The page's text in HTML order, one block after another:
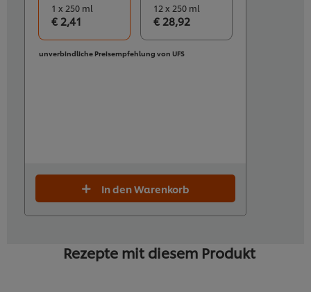
1 x 250 ml
€ 2,41
12 x 250 ml
€ 28,92
unverbindliche Preisempfehlung von UFS
In den Warenkorb
Rezepte mit diesem Produkt